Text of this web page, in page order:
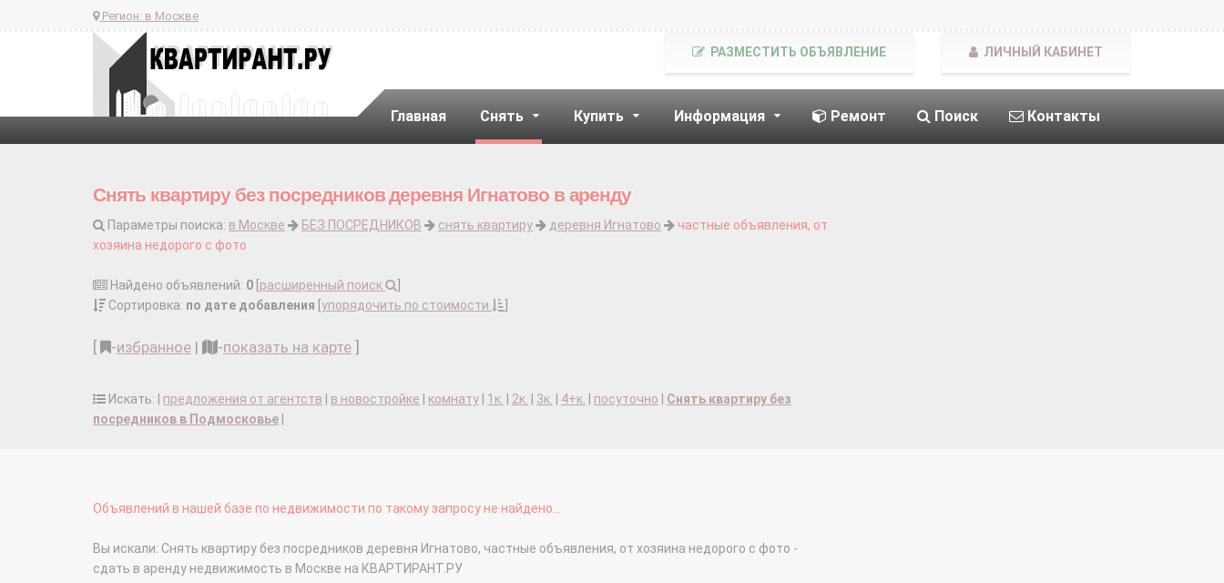
Регион: в Москве
Главная Снять Купить Информация Ремонт Поиск Контакты
РАЗМЕСТИТЬ ОБЪЯВЛЕНИЕ ЛИЧНЫЙ КАБИНЕТ
Снять квартиру без посредников деревня Игнатово в аренду
Параметры поиска: в Москве БЕЗ ПОСРЕДНИКОВ снять квартиру деревня Игнатово
частные объявления, от
хозяина недорого с фото
Найдено объявлений: 0 расширенный поиск
Сортировка: по дате добавления упорядочить по стоимости
-избранное | -показать на карте
Искать: | предложения от агентств в новостройке комнату 1к. 2к. 3к. 4+к. посуточно
Снять квартиру без
посредников в Подмосковье
Объявлений в нашей базе по недвижимости по такому запросу не найдено...
Вы искали: Снять квартиру без посредников деревня Игнатово, частные объявления, от хозяина недорого с фото -
сдать в аренду недвижимость в Москве на КВАРТИРАНТ.РУ